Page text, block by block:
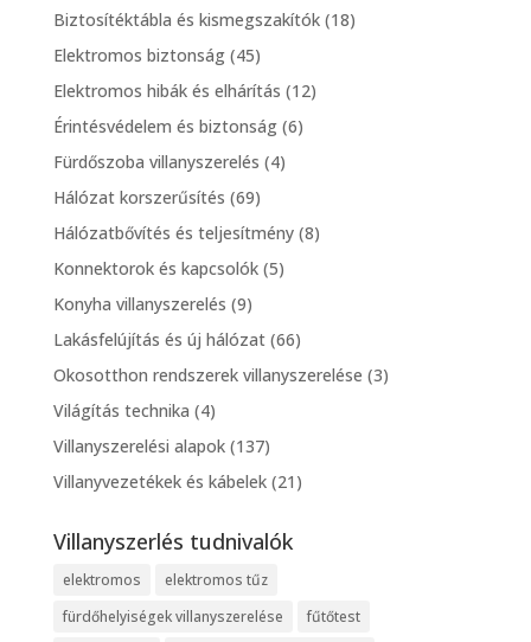
Biztosítéktábla és kismegszakítók(18)
Elektromos biztonság(45)
Elektromos hibák és elhárítás (12)
Érintésvédelem és biztonság(6)
Fürdőszoba villanyszerelés (4)
Hálózat korszerűsítés (69)
Hálózatbővítés és teljesítmény(8)
Konnektorok és kapcsolók(5)
Konyha villanyszerelés (9)
Lakásfelújítás és új hálózat(66)
Okosotthon rendszerek villanyszerelése (3)
Világítás technika (4)
Villanyszerelési alapok(137)
Villanyvezetékek és kábelek(21)
Villanyszerlés tudnivalók
elektromos
elektromos tűz
fürdőhelyiségek villanyszerelése
fűtőtest